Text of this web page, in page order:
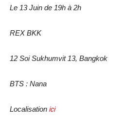
Le 13 Juin de 19h à 2h
REX BKK
12 Soi Sukhumvit 13, Bangkok
BTS : Nana
Localisation ici